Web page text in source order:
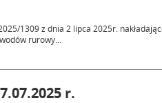
1309 z dnia 2 lipca 2025r.
rurowy...
r.